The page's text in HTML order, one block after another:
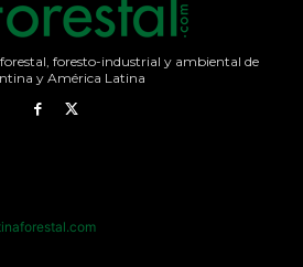
foresto-industrial y ambiental de
y América Latina